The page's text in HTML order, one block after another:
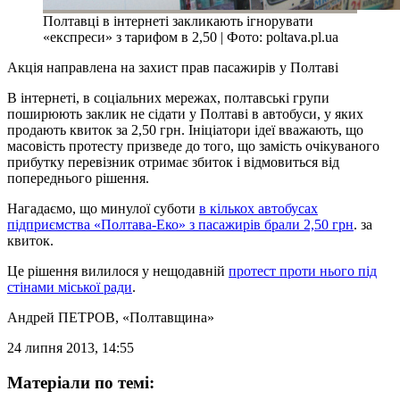
Полтавці в інтернеті закликають ігнорувати
«експреси» з тарифом в 2,50 | Фото: poltava.pl.ua
Акція направлена на захист прав пасажирів у Полтаві
В інтернеті, в соціальних мережах, полтавські групи
поширюють заклик не сідати у Полтаві в автобуси, у яких
продають квиток за 2,50 грн. Ініціатори ідеї вважають, що
масовість протесту призведе до того, що замість очікуваного
прибутку перевізник отримає збиток і відмовиться від
попереднього рішення.
Нагадаємо, що минулої суботи в кількох автобусах
підприємства «Полтава-Еко» з пасажирів брали 2,50 грн. за
квиток.
Це рішення вилилося у нещодавній протест проти нього під
стінами міської ради.
Андрей ПЕТРОВ, «Полтавщина»
24 липня 2013, 14:55
Матеріали по темі: